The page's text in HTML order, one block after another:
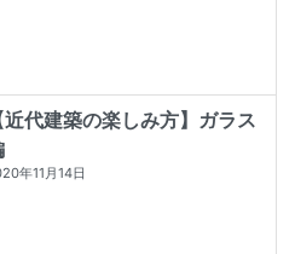
近代建築の楽しみ方】ガラス
年11月14日